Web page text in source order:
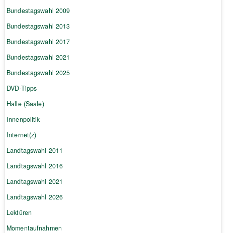
Bundestagswahl 2009
Bundestagswahl 2013
Bundestagswahl 2017
Bundestagswahl 2021
Bundestagswahl 2025
DVD-Tipps
Halle (Saale)
Innenpolitik
Internet(z)
Landtagswahl 2011
Landtagswahl 2016
Landtagswahl 2021
Landtagswahl 2026
Lektüren
Momentaufnahmen